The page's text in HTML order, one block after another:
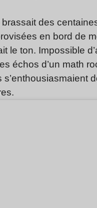
des
en bord de
le ton. Impossible
échos d’un math